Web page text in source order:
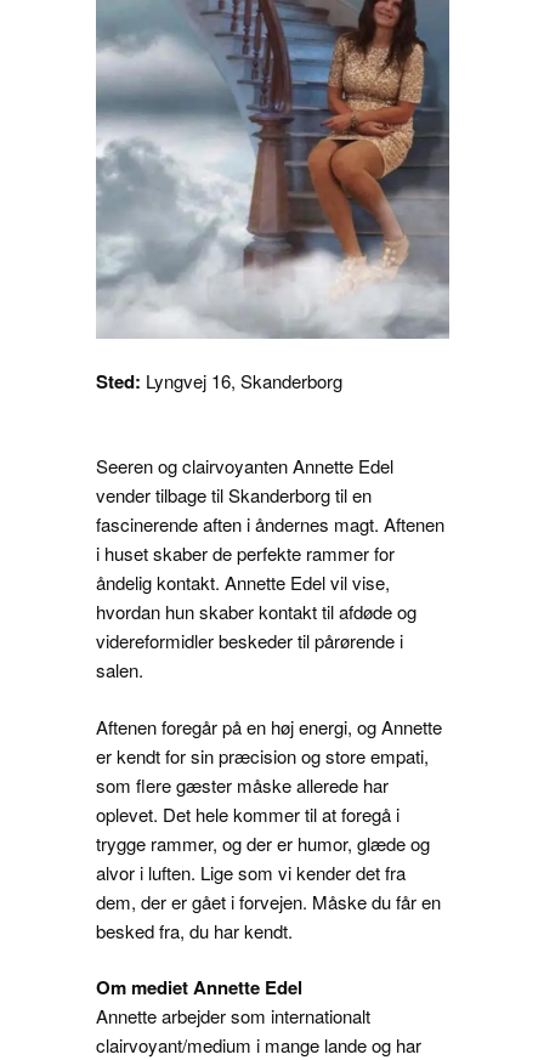
Sted: Lyngvej 16, Skanderborg
Seeren og clairvoyanten Annette Edel
vender tilbage til Skanderborg til en
fascinerende aften i åndernes magt. Aftenen
i huset skaber de perfekte rammer for
åndelig kontakt. Annette Edel vil vise,
hvordan hun skaber kontakt til afdøde og
videreformidler beskeder til pårørende i
salen.
Aftenen foregår på en høj energi, og Annette
er kendt for sin præcision og store empati,
som flere gæster måske allerede har
oplevet. Det hele kommer til at foregå i
trygge rammer, og der er humor, glæde og
alvor i luften. Lige som vi kender det fra
dem, der er gået i forvejen. Måske du får en
besked fra, du har kendt.
Om mediet Annette Edel
Annette arbejder som internationalt
clairvoyant/medium i mange lande og har